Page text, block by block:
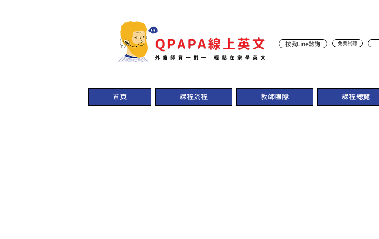
按我Line諮詢 免費試聽
首頁 課程流程 教師團隊 課程總覽